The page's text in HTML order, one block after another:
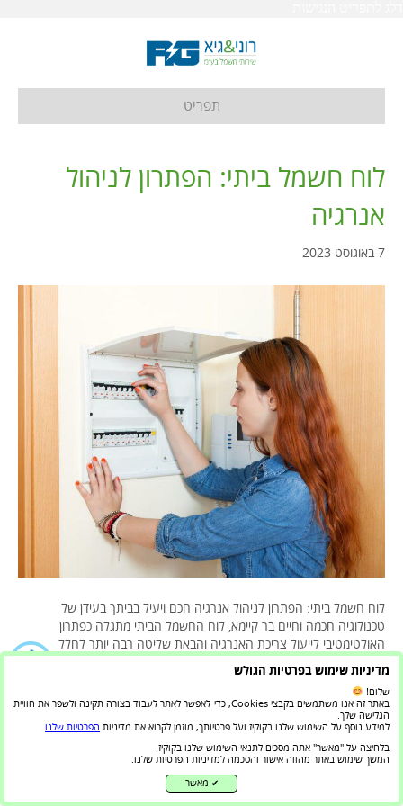
מדיניות שימוש בפרטיות הגולש
שלום!
באתר זה אנו משתמשים בקבצי Cookies, כדי לאפשר לאתר לעבוד בצורה תקינה ולשפר את חוויית
הגלישה שלך.
למידע נוסף על השימוש שלנו בקוקיז ועל פרטיותך, מוזמן לקרוא את מדיניות הפרטיות שלנו.
בלחיצה על "מאשר" אתה מסכים לתנאי השימוש שלנו בקוקיז.
המשך שימוש באתר מהווה אישור והסכמה למדיניות הפרטיות שלנו.
✔ מאשר
תפריט
לוח חשמל ביתי: הפתרון לניהול
אנרגיה
7 באוגוסט 2023
לוח חשמל ביתי: הפתרון לניהול אנרגיה חכם ויעיל בביתך בעידן של
טכנולוגיה חכמה וחיים בר קיימא, לוח החשמל הביתי מתגלה כפתרון
האולטימטיבי לייעול צריכת האנרגיה והבאת שליטה רבה יותר לחלל
המגורים שלך. לעתים קרובות מתעלמים מהפאנל הצנוע הזה, ממלא תפקיד
טכנולוגיות חכמות ותכונות…
קרא עוד